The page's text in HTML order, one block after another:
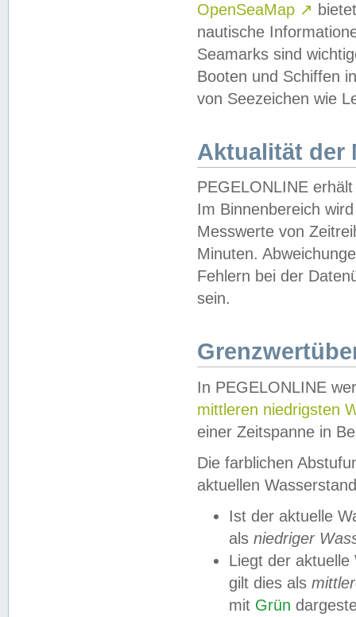
OpenSeaMap ↗
nautische
Seamarks sind
Booten und Schiffen
von Seezeichen wie
Aktualität der
PEGELONLINE
Im Binnenbereich
Messwerte von
Minuten.
Fehlern bei der
sein.
In PEGELONLINE
mittleren niedrigsten
einer Zeitspanne in
Die farblichen
aktuellen
Ist der aktuelle
als niedriger
Liegt der
gilt dies als
mit Grün